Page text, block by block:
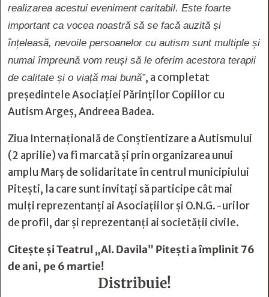
realizarea acestui eveniment caritabil. Este foarte
important ca vocea noastră să se facă auzită și
înțeleasă, nevoile persoanelor cu autism sunt multiple și
numai împreună vom reuși să le oferim acestora terapii
de calitate și o viață mai bună”, a completat
președintele Asociației Părinților Copiilor cu
Autism Argeș, Andreea Badea.
Ziua Internațională de Conștientizare a Autismului
(2 aprilie) va fi marcată și prin organizarea unui
amplu Marș de solidaritate în centrul municipiului
Pitești, la care sunt invitați să participe cât mai
mulți reprezentanți ai Asociațiilor și O.N.G.-urilor
de profil, dar și reprezentanți ai societății civile.
Citește șiTeatrul „Al. Davila” Piteşti a împlinit 76
de ani, pe 6 martie!
Distribuie!